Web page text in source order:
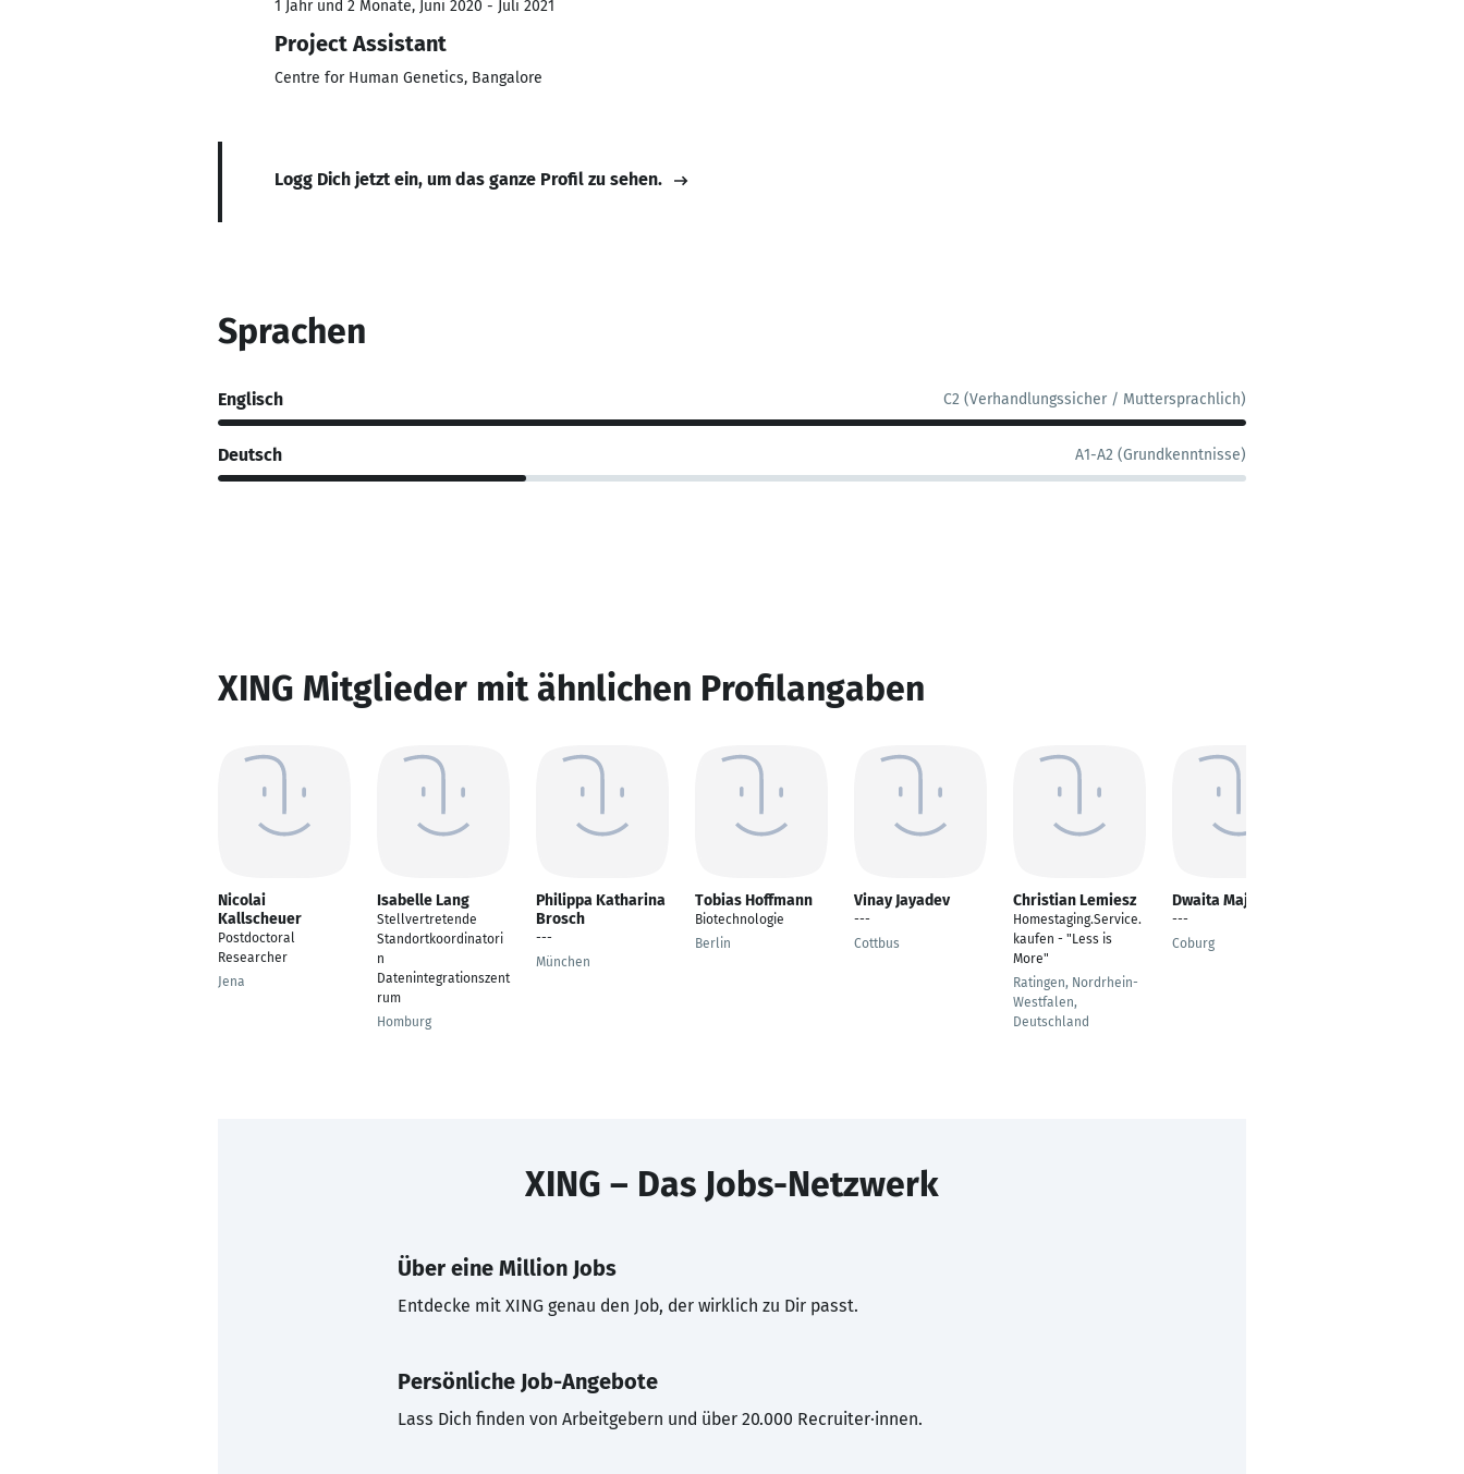
1 Jahr und 2 Monate, Juni 2020 - Juli 2021
Project Assistant
Centre for Human Genetics, Bangalore
Logg Dich jetzt ein, um das ganze Profil zu sehen.
Sprachen
Englisch C2 (Verhandlungssicher / Muttersprachlich)
Deutsch A1-A2 (Grundkenntnisse)
XING Mitglieder mit ähnlichen Profilangaben
Nicolai
Kallscheuer
Postdoctoral
Researcher
Jena
Isabelle Lang
Stellvertretende
Standortkoordinatori
n
Datenintegrationszent
rum
Homburg
Philippa Katharina
Brosch
---
München
Tobias Hoffmann
Biotechnologie
Berlin
Vinay Jayadev
---
Cottbus
Christian Lemiesz
Homestaging.Service.
kaufen - "Less is
More"
Ratingen, Nordrhein-
Westfalen,
Deutschland
Dwaita Majumdar
---
Coburg
XING – Das Jobs-Netzwerk
Über eine Million Jobs
Entdecke mit XING genau den Job, der wirklich zu Dir passt.
Persönliche Job-Angebote
Lass Dich finden von Arbeitgebern und über 20.000 Recruiter·innen.